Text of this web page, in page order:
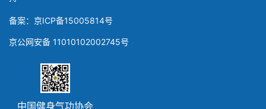
备案：京ICP备15005814号
京公网安备 11010102002745号
中国健身气功协会